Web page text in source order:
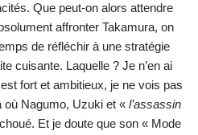
Que peut-on alors attendre
affronter Takamura, on
de réfléchir à une stratégie
cuisante. Laquelle ? Je n’en ai
fort et ambitieux, je ne vois pas
où Nagumo, Uzuki et « l’assassin
Et je doute que son « Mode